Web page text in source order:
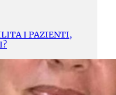
I PAZIENTI,